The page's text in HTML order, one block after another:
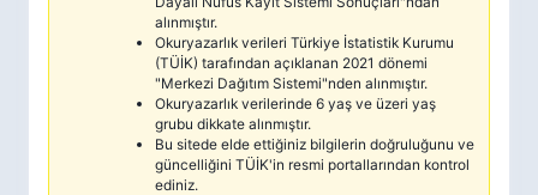
alınmıştır.
Okuryazarlık verileri Türkiye İstatistik Kurumu
(TÜİK) tarafından açıklanan 2021 dönemi
"Merkezi Dağıtım Sistemi"nden alınmıştır.
Okuryazarlık verilerinde 6 yaş ve üzeri yaş
grubu dikkate alınmıştır.
Bu sitede elde ettiğiniz bilgilerin doğruluğunu ve
güncelliğini TÜİK'in resmi portallarından kontrol
ediniz.